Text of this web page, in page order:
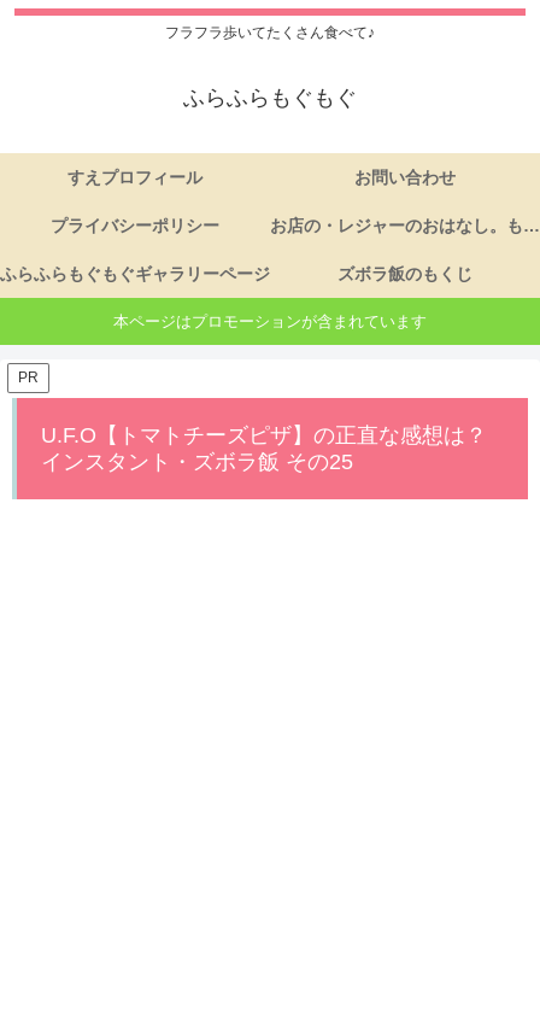
フラフラ歩いてたくさん食べて♪
ふらふらもぐもぐ
すえプロフィール お問い合わせ
プライバシーポリシー お店の・レジャーのおはなし。もくじ
ふらふらもぐもぐギャラリーページ ズボラ飯のもくじ
本ページはプロモーションが含まれています
PR
U.F.O【トマトチーズピザ】の正直な感想は？
インスタント・ズボラ飯 その25